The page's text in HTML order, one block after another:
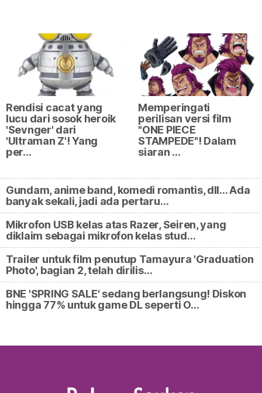
Rendisi cacat yang
lucu dari sosok heroik
'Sevnger' dari
'Ultraman Z'! Yang
per…
Memperingati
perilisan versi film
"ONE PIECE
STAMPEDE"! Dalam
siaran …
Gundam, anime band, komedi romantis, dll... Ada
banyak sekali, jadi ada pertaru…
Mikrofon USB kelas atas Razer, Seiren, yang
diklaim sebagai mikrofon kelas stud…
Trailer untuk film penutup Tamayura 'Graduation
Photo', bagian 2, telah dirilis…
BNE 'SPRING SALE' sedang berlangsung! Diskon
hingga 77% untuk game DL seperti O…